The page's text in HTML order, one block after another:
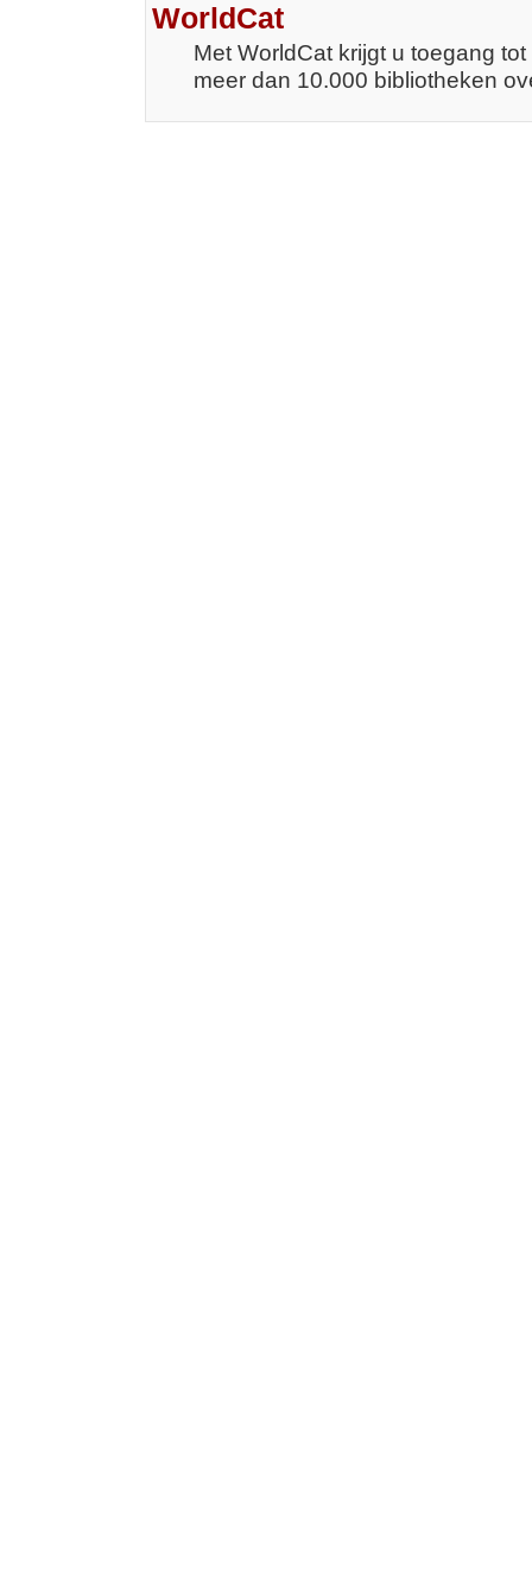
WorldCat
Met WorldCat krijgt u toegang
meer dan 10.000 bibliotheken